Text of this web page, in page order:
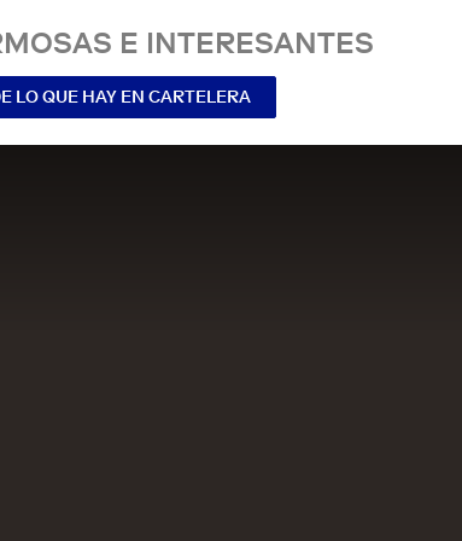
E INTERESANTES
LO QUE HAY EN CARTELERA